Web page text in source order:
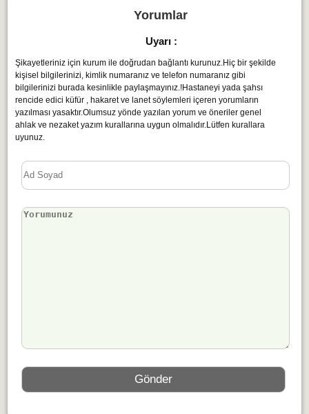
Yorumlar
Uyarı :
Şikayetleriniz için kurum ile doğrudan bağlantı kurunuz.Hiç bir şekilde
kişisel bilgilerinizi, kimlik numaranız ve telefon numaranız gibi
bilgilerinizi burada kesinlikle paylaşmayınız.!Hastaneyi yada şahsı
rencide edici küfür , hakaret ve lanet söylemleri içeren yorumların
yazılması yasaktır.Olumsuz yönde yazılan yorum ve öneriler genel
ahlak ve nezaket yazım kurallarına uygun olmalıdır.Lütfen kurallara
uyunuz.